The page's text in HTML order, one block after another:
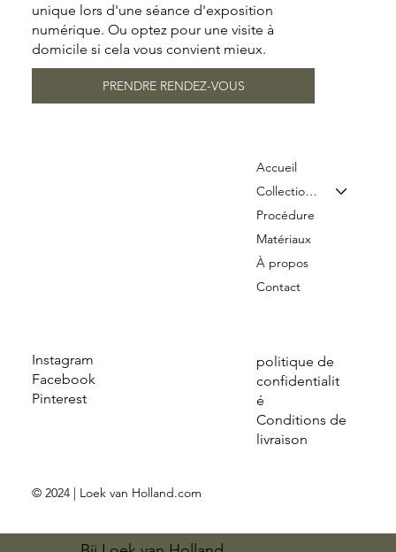
Instagram
Facebook
Pinterest
politique de
confidentialit
é
Conditions de
livraison
Accueil
Collection & Tarifs
Procédure
Matériaux
À propos
Contact
© 2024 | Loek van Holland.com
unique lors d'une séance d'exposition
numérique. Ou optez pour une visite à
domicile si cela vous convient mieux.
PRENDRE RENDEZ-VOUS